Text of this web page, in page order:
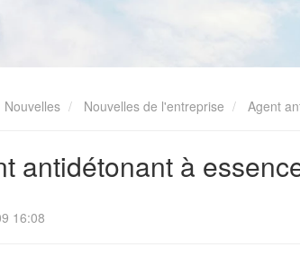
Nouvelles Nouvelles de l'entreprise Agent
antidétonant à
16:08